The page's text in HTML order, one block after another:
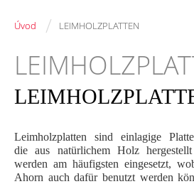
Úvod / LEIMHOLZPLATTEN
Leimholzplatten sind einlagige
die aus natürlichem Holz
werden am häufigsten eingesetzt,
Ahorn auch dafür benutzt werden